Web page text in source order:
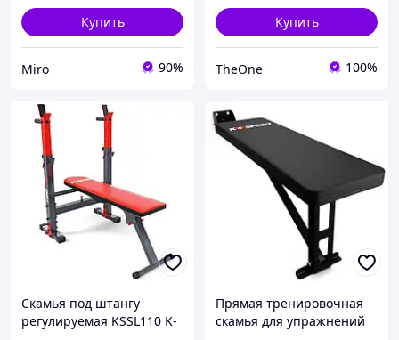
Купить
Miro 90%
Купить
TheOne 100%
Скамья под штангу
регулируемая KSSL110 K-
Прямая тренировочная
скамья для упражнений